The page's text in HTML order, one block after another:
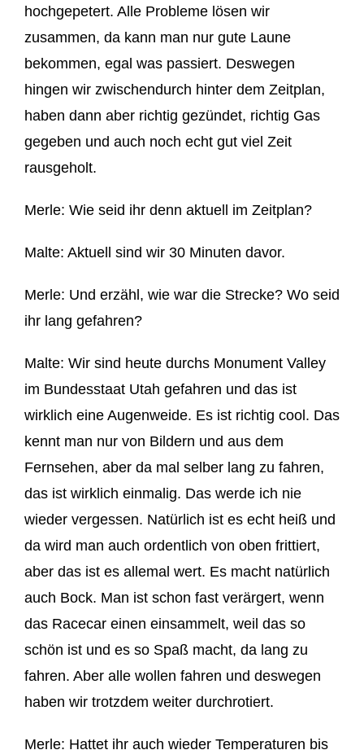
hochgepetert. Alle Probleme lösen wir
zusammen, da kann man nur gute Laune
bekommen, egal was passiert. Deswegen
hingen wir zwischendurch hinter dem Zeitplan,
haben dann aber richtig gezündet, richtig Gas
gegeben und auch noch echt gut viel Zeit
rausgeholt.
Merle: Wie seid ihr denn aktuell im Zeitplan?
Malte: Aktuell sind wir 30 Minuten davor.
Merle: Und erzähl, wie war die Strecke? Wo seid
ihr lang gefahren?
Malte: Wir sind heute durchs Monument Valley
im Bundesstaat Utah gefahren und das ist
wirklich eine Augenweide. Es ist richtig cool. Das
kennt man nur von Bildern und aus dem
Fernsehen, aber da mal selber lang zu fahren,
das ist wirklich einmalig. Das werde ich nie
wieder vergessen. Natürlich ist es echt heiß und
da wird man auch ordentlich von oben frittiert,
aber das ist es allemal wert. Es macht natürlich
auch Bock. Man ist schon fast verärgert, wenn
das Racecareinen einsammelt, weil das so
schön ist und es so Spaß macht, da lang zu
fahren. Aber alle wollen fahren und deswegen
haben wir trotzdem weiter durchrotiert.
Merle: Hattet ihr auch wieder Temperaturen bis